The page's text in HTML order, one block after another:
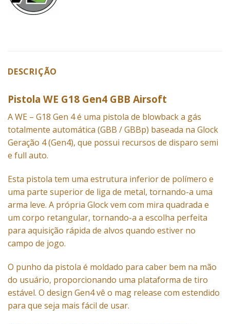
DESCRIÇÃO
Pistola WE G18 Gen4 GBB Airsoft
A WE – G18 Gen 4 é uma pistola de blowback a gás
totalmente automática (GBB / GBBp) baseada na Glock
Geração 4 (Gen4), que possui recursos de disparo semi
e full auto.
Esta pistola tem uma estrutura inferior de polímero e
uma parte superior de liga de metal, tornando-a uma
arma leve. A própria Glock vem com mira quadrada e
um corpo retangular, tornando-a a escolha perfeita
para aquisição rápida de alvos quando estiver no
campo de jogo.
O punho da pistola é moldado para caber bem na mão
do usuário, proporcionando uma plataforma de tiro
estável. O design Gen4 vê o mag release com estendido
para que seja mais fácil de usar.